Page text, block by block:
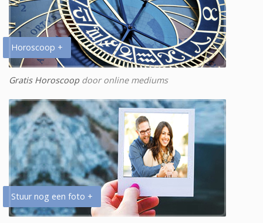
Horoscoop +
Gratis Horoscoopdoor online mediums
Stuur nog een foto +